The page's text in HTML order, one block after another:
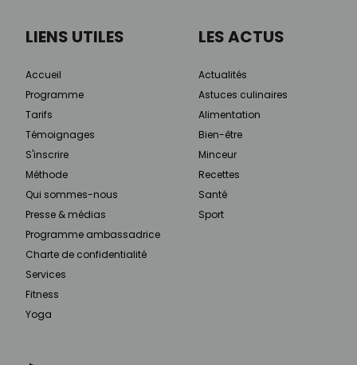
LIENS UTILES
Accueil
Programme
Tarifs
Témoignages
S'inscrire
Méthode
Qui sommes-nous
Presse & médias
Programme ambassadrice
Charte de confidentialité
Services
Fitness
Yoga
LES ACTUS
Actualités
Astuces culinaires
Alimentation
Bien-être
Minceur
Recettes
Santé
Sport